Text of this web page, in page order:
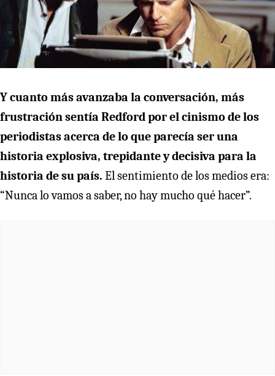
Y cuanto más avanzaba la conversación, más
frustración sentía Redford por el cinismo de los
periodistas acerca de lo que parecía ser una
historia explosiva, trepidante y decisiva para la
historia de su país. El sentimiento de los medios era:
“Nunca lo vamos a saber, no hay mucho qué hacer”.